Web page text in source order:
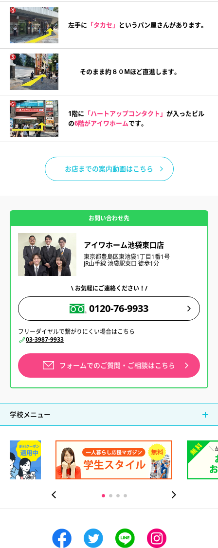
左手に 「タカセ」 というパン屋さんがあります。
そのまま約８０Mほど直進します。
1階に 「ハートアップコンタクト」 が入ったビル
の6階がアイワホームです。
お店までの案内動画はこちら
お問い合わせ先
アイワホーム池袋東口店
東京都豊島区東池袋1丁目1番1号
JR山手線 池袋駅東口 徒歩1分
\ お気軽にご連絡ください！/
0120-76-9933
フリーダイヤルで繋がりにくい場合はこちら
03-3987-9933
フォームでのご質問・ご相談はこちら
学校メニュー